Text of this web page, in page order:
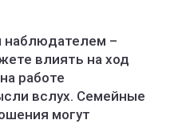
наблюдателем –
влиять на ход
работе
вслух. Семейные
могут